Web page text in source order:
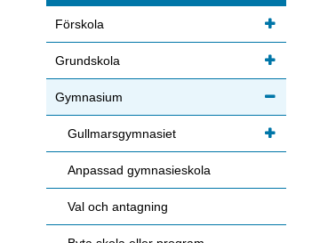
Förskola
Grundskola
Gymnasium
Gullmarsgymnasiet
Anpassad gymnasieskola
Val och antagning